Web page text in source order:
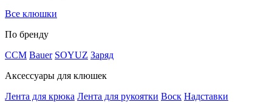
Все клюшки
По бренду
CCM Bauer SOYUZ Заряд
Аксессуары для клюшек
Лента для крюка Лента для рукоятки Воск Надставки